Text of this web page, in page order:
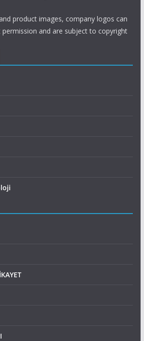
product images, company logos can
and are subject to copyright